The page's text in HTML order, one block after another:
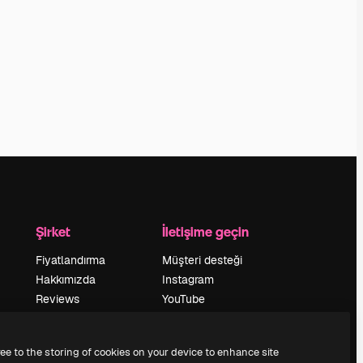
Şirket
Fiyatlandırma
Hakkımızda
Reviews
Blog
İletişime geçin
Müşteri desteği
Instagram
YouTube
Discord
to the storing of cookies on your device to enhance site